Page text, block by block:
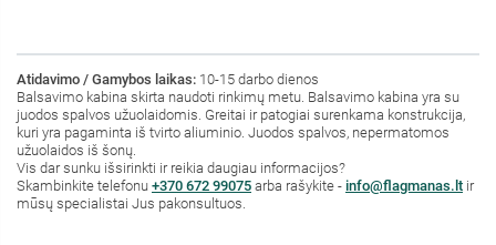
Atidavimo / Gamybos laikas: 10-15 darbo dienos
Balsavimo kabina skirta naudoti rinkimų metu. Balsavimo kabina yra su
juodos spalvos užuolaidomis. Greitai ir patogiai surenkama konstrukcija,
kuri yra pagaminta iš tvirto aliuminio. Juodos spalvos, nepermatomos
užuolaidos iš šonų.
Vis dar sunku išsirinkti ir reikia daugiau informacijos?
Skambinkite telefonu +370 672 99075 arba rašykite - info@flagmanas.lt ir
mūsų specialistai Jus pakonsultuos.